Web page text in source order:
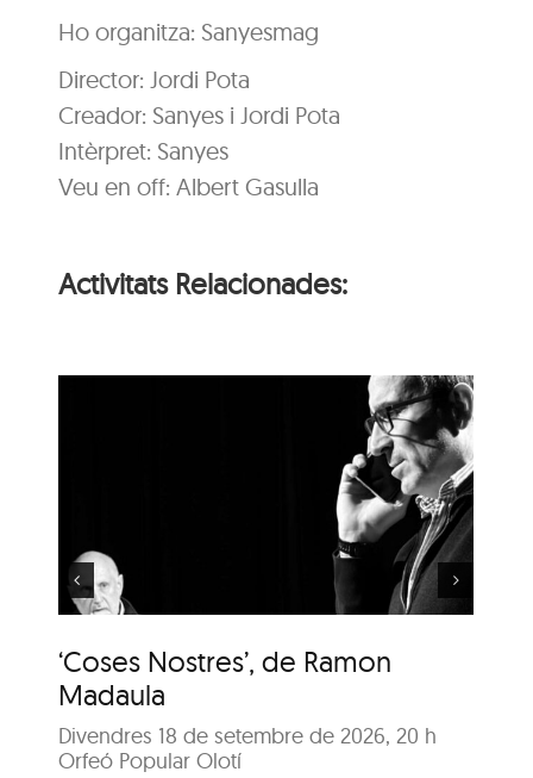
Ho organitza: Sanyesmag
Director: Jordi Pota
Creador: Sanyes i Jordi Pota
Intèrpret: Sanyes
Veu en off: Albert Gasulla
Activitats Relacionades:
‘Coses Nostres’, de Ramon
Madaula
Divendres 18 de setembre de 2026, 20 h
Orfeó Popular Olotí
‘Coses Nostres’, de
Ramon Madaula